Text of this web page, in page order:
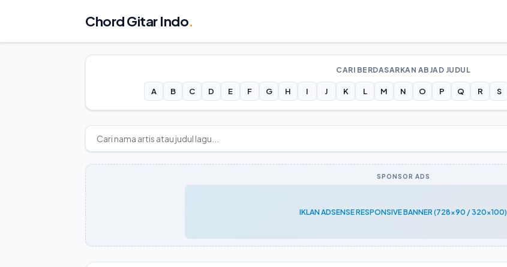
Chord Gitar Indo.
CARI BERDASARKAN ABJAD JUDUL
A B C D E F G H I J K L M N O P Q R S
SPONSOR ADS
IKLAN ADSENSE RESPONSIVE BANNER (728x90 / 320x100)